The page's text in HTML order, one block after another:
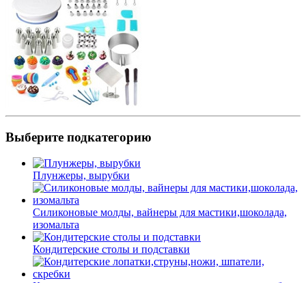
Выберите подкатегорию
Плунжеры, вырубки
Силиконовые молды, вайнеры для мастики,шоколада,
изомальта
Кондитерские столы и подставки